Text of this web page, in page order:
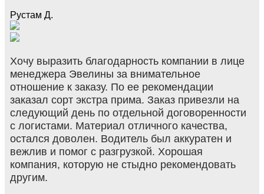
Рустам Д.
Хочу выразить благодарность компании в лице
менеджера Эвелины за внимательное
отношение к заказу. По ее рекомендации
заказал сорт экстра прима. Заказ привезли на
следующий день по отдельной договоренности
с логистами. Материал отличного качества,
остался доволен. Водитель был аккуратен и
вежлив и помог с разгрузкой. Хорошая
компания, которую не стыдно рекомендовать
другим.